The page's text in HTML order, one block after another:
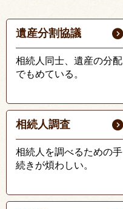
遺産分割協議
相続人同士、遺産の分配
でもめている。
相続人調査
相続人を調べるための手
続きが煩わしい。